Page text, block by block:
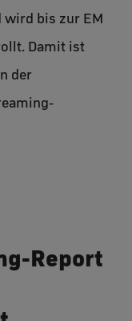
wird bis zur EM
Damit ist
der
Report